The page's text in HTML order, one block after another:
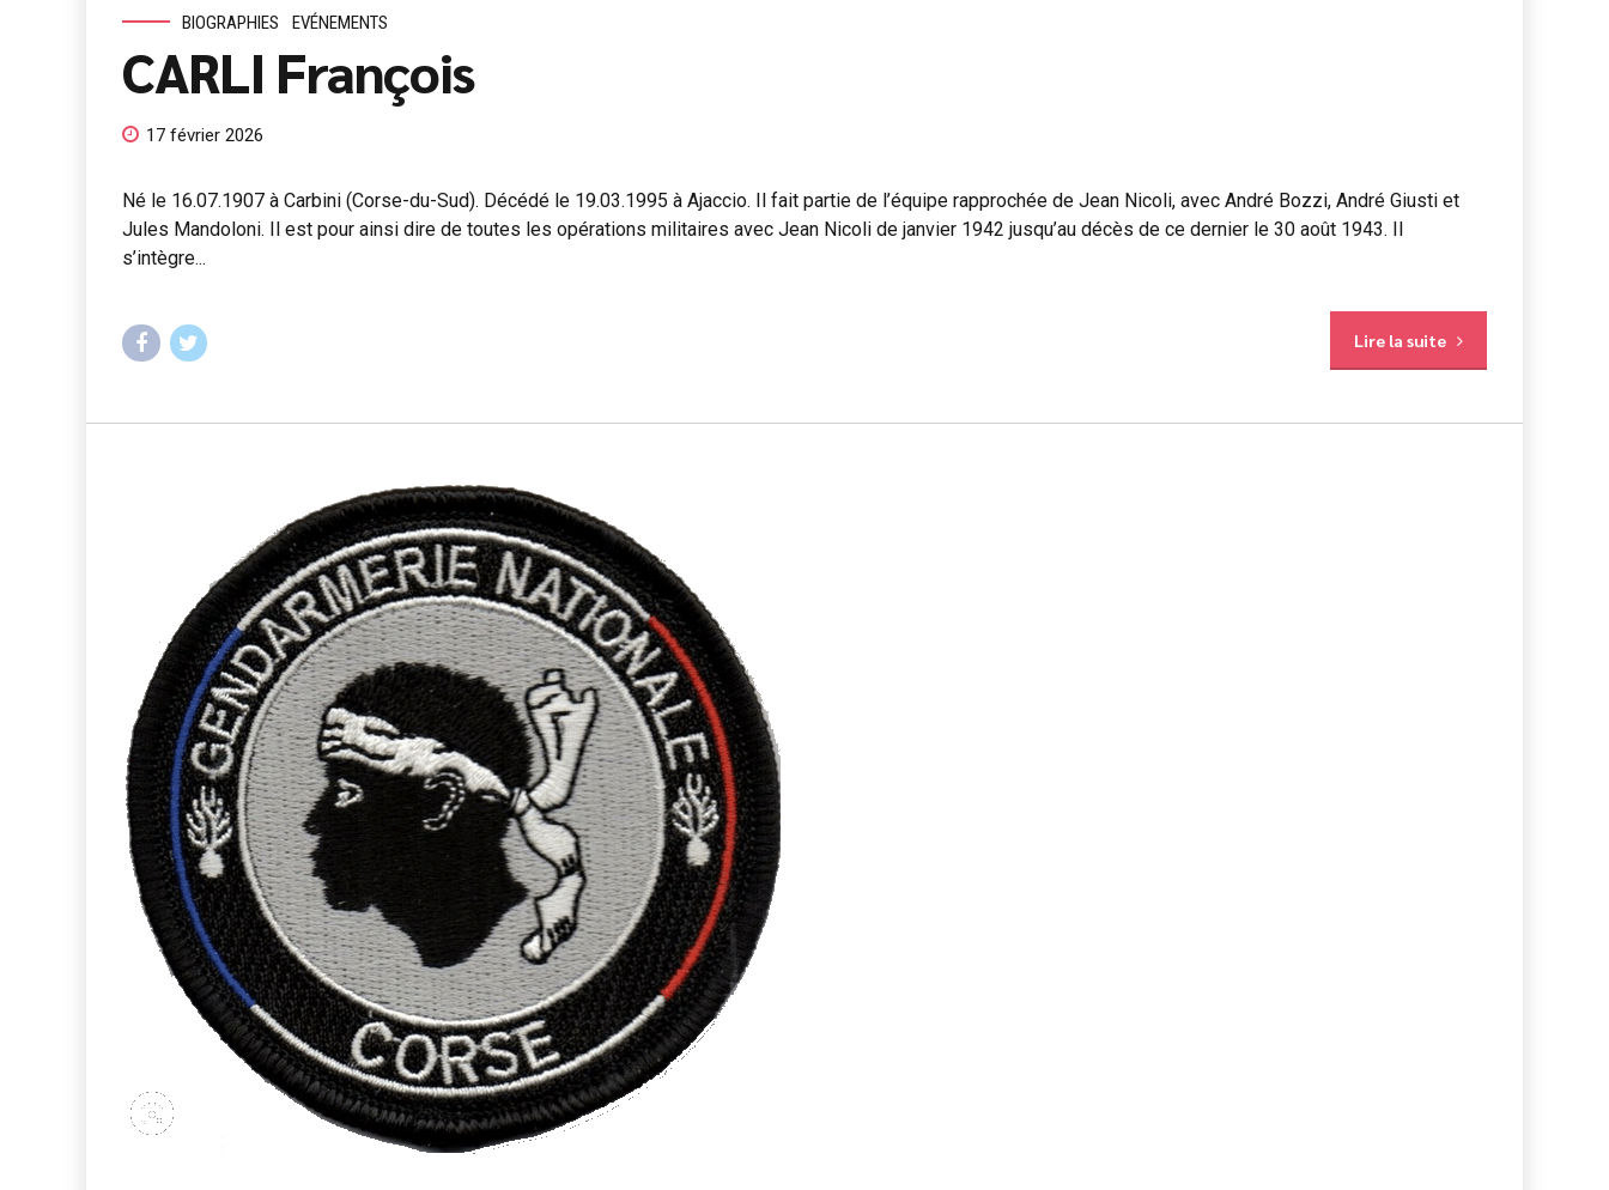
BIOGRAPHIES EVÉNEMENTS
CARLI François
17 février 2026
Né le 16.07.1907 à Carbini (Corse-du-Sud). Décédé le 19.03.1995 à Ajaccio. Il fait partie de l’équipe rapprochée de Jean Nicoli, avec André Bozzi, André Giusti et
Jules Mandoloni. Il est pour ainsi dire de toutes les opérations militaires avec Jean Nicoli de janvier 1942 jusqu’au décès de ce dernier le 30 août 1943. Il
s’intègre...
Lire la suite